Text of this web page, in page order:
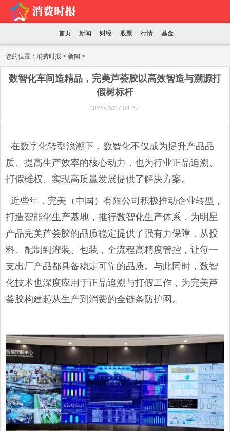
首页 新闻 财经 股票 行情 基金
您的位置：消费时报 > 新闻 >
数智化车间造精品，完美芦荟胶以高效智造与溯源打
假树标杆
2026/05/27 04:27
在数字化转型浪潮下，数智化不仅成为提升产品品
质、提高生产效率的核心动力，也为行业正品追溯、
打假维权、实现高质量发展提供了解决方案。
近些年，完美（中国）有限公司积极推动企业转型，
打造智能化生产基地，推行数智化生产体系，为明星
产品完美芦荟胶的品质稳定提供了强有力保障，从投
料、配制到灌装、包装，全流程高精度管控，让每一
支出厂产品都具备稳定可靠的品质。与此同时，数智
化技术也深度应用于正品追溯与打假工作，为完美芦
荟胶构建起从生产到消费的全链条防护网。